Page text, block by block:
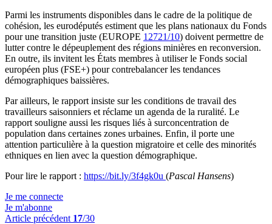
Parmi les instruments disponibles dans le cadre de la politique de
cohésion, les eurodéputés estiment que les plans nationaux du Fonds
pour une transition juste (EUROPE 12721/10) doivent permettre de
lutter contre le dépeuplement des régions minières en reconversion.
En outre, ils invitent les États membres à utiliser le Fonds social
européen plus (FSE+) pour contrebalancer les tendances
démographiques baissières.
Par ailleurs, le rapport insiste sur les conditions de travail des
travailleurs saisonniers et réclame un agenda de la ruralité. Le
rapport souligne aussi les risques liés à surconcentration de
population dans certaines zones urbaines. Enfin, il porte une
attention particulière à la question migratoire et celle des minorités
ethniques en lien avec la question démographique.
Pour lire le rapport : https://bit.ly/3f4gk0u (Pascal Hansens)
Je me connecte
Je m'abonne
Article précédent 17/30